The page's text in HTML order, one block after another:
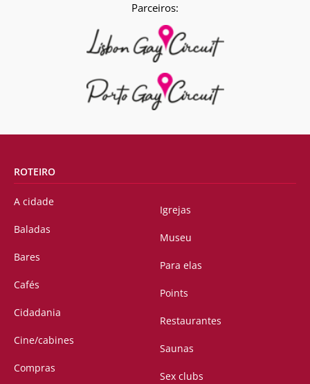
Parceiros:
ROTEIRO
A cidade
Baladas
Bares
Cafés
Cidadania
Cine/cabines
Compras
Igrejas
Museu
Para elas
Points
Restaurantes
Saunas
Sex clubs